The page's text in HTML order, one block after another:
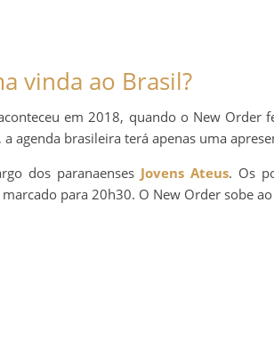
vinda ao Brasil?
em 2018, quando o New Order
agenda brasileira terá apenas uma
dos paranaenses Jovens Ateus. Os
para 20h30. O New Order sobe